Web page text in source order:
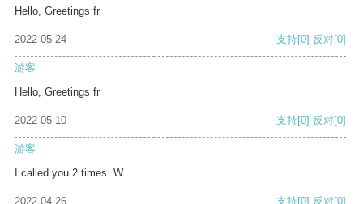
Hello, Greetings fr
2022-05-24 支持[0] 反对[0]
游客
Hello, Greetings fr
2022-05-10 支持[0] 反对[0]
游客
I called you 2 times. W
2022-04-26 支持[0] 反对[0]